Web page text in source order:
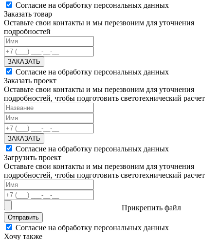
Согласие на обработку персональных данных
Заказать товар
Оставьте свои контакты и мы перезвоним для уточнения
подробностей
ЗАКАЗАТЬ
Согласие на обработку персональных данных
Заказать проект
Оставьте свои контакты и мы перезвоним для уточнения
подробностей, чтобы подготовить светотехнический расчет
ЗАКАЗАТЬ
Согласие на обработку персональных данных
Загрузить проект
Оставьте свои контакты и мы перезвоним для уточнения
подробностей, чтобы подготовить светотехнический расчет
Прикрепить файл
Отправить
Согласие на обработку персональных данных
Хочу также